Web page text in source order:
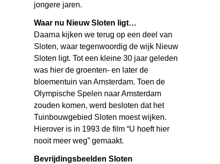
jongere jaren.
Waar nu Nieuw Sloten ligt…
Daarna kijken we terug op een deel van
Sloten, waar tegenwoordig de wijk Nieuw
Sloten ligt. Tot een kleine 30 jaar geleden
was hier de groenten- en later de
bloementuin van Amsterdam. Toen de
Olympische Spelen naar Amsterdam
zouden komen, werd besloten dat het
Tuinbouwgebied Sloten moest wijken.
Hierover is in 1993 de film “U hoeft hier
nooit meer weg” gemaakt.
Bevrijdingsbeelden Sloten